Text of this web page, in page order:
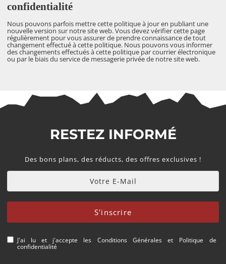
confidentialité
Nous pouvons parfois mettre cette politique à jour en publiant une
nouvelle version sur notre site web. Vous devez vérifier cette page
régulièrement pour vous assurer de prendre connaissance de tout
changement effectué à cette politique. Nous pouvons vous informer
des changements effectués à cette politique parcourrier électronique
ou par le biais du service de messagerie privée de notre site web.
RESTEZ INFORMÉ
Des bons plans, des réducts, des offres exclusives !
S'inscrire
J'ai lu et j'accepte les Conditions Généraleset Politique de
confidentialité